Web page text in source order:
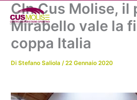
contenuto
Cln Cus Molise, il
Mirabello vale la
coppa Italia
DiStefano Saliola/22 Gennaio 2020